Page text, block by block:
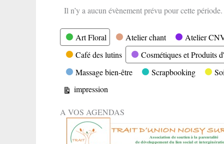
Il n’y a aucun évènement prévu pour cette période.
Catégories
Art Floral Atelier chant
Atelier
Café des lutins
Cosmétiques et Produits
Massage bien-être
Scrapbooking
Vue
impression
A VOS AGENDAS